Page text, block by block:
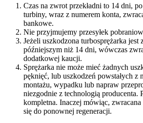
Czas na zwrot przekładni to 14 dni,
turbiny, wraz z numerem konta,
bankowe.
Nie przyjmujemy przesyłek
Jeżeli uszkodzona turbosprężarka
późniejszym niż 14 dni, wówczas
dodatkowej kaucji.
Sprężarka nie może mieć żadnych
pęknięć, lub uszkodzeń powstałych z
montażu, wypadku lub napraw
niezgodnie z technologią producenta.
kompletna. Inaczej mówiąc,
się do ponownej regeneracji.